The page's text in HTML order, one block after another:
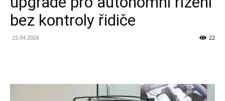
bez kontroly řidiče
25.04.2026 22